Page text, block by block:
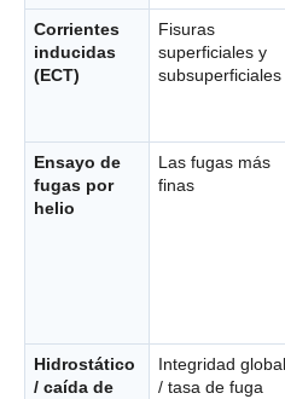
Corrientes
inducidas
(ECT)
Fisuras
superficiales y
subsuperficiales
Ensayo de
fugas por
helio
Las fugas más
finas
Hidrostático
/ caída de
Integridad global
/ tasa de fuga